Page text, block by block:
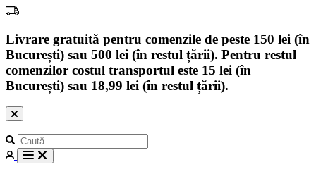
Livrare gratuită pentru comenzile de peste 150 lei (în
București) sau 500 lei (în restul țării). Pentru restul
comenzilor costul transportul este 15 lei (în
București) sau 18,99 lei (în restul țării).